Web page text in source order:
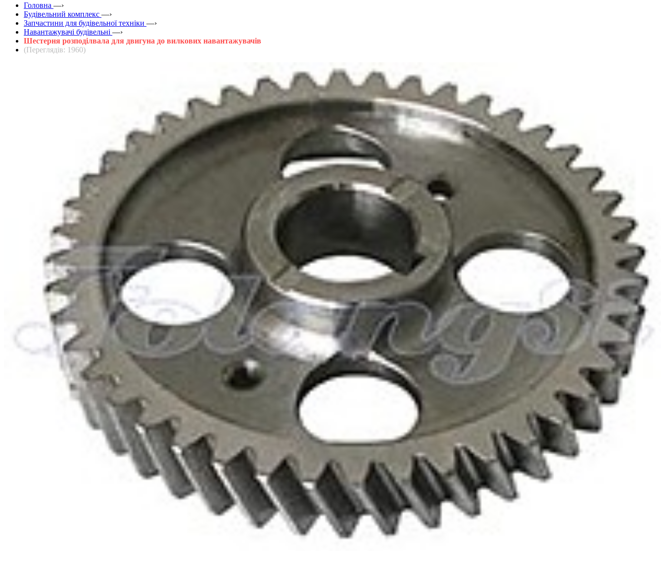
Головна —›
Будівельний комплекс —›
Запчастини для будівельної техніки —›
Навантажувачі будівельні —›
Шестерня розподілвала для двигуна до вилкових навантажувачів
(Переглядів: 1960)